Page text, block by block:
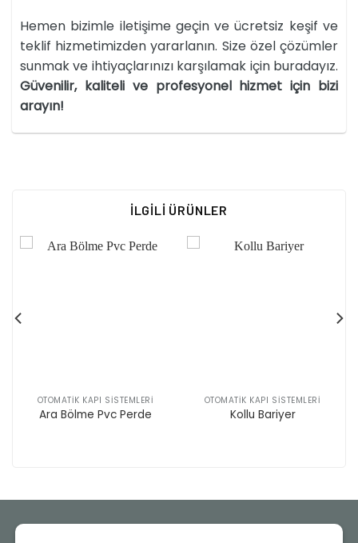
Hemen bizimle iletişime geçin ve ücretsiz keşif ve
teklif hizmetimizden yararlanın. Size özel çözümler
sunmak ve ihtiyaçlarınızı karşılamak için buradayız.
Güvenilir, kaliteli ve profesyonel hizmet için bizi
arayın!
İLGILI ÜRÜNLER
OTOMATIK KAPI SISTEMLERI
Ara Bölme Pvc Perde
OTOMATIK KAPI SISTEMLERI
Kollu Bariyer